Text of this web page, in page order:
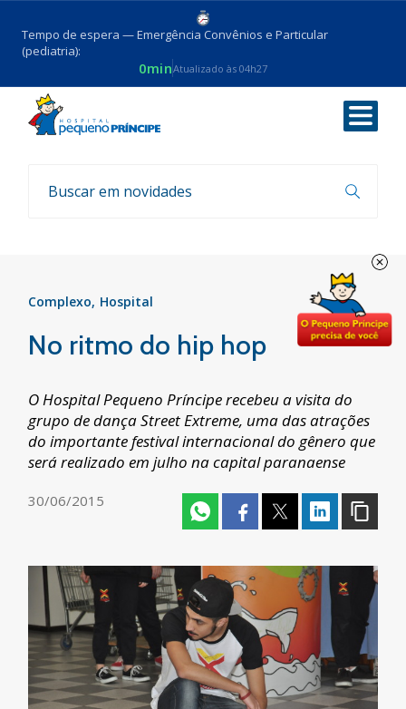
Tempo de espera — Emergência Convênios e Particular
(pediatria):
0minAtualizado às 04h27
Voltar
Notícias
Complexo Hospital
No ritmo do hip hop
O Hospital Pequeno Príncipe recebeu a visita do
grupo de dança Street Extreme, uma das atrações
do importante festival internacional do gênero que
será realizado em julho na capital paranaense
30/06/2015